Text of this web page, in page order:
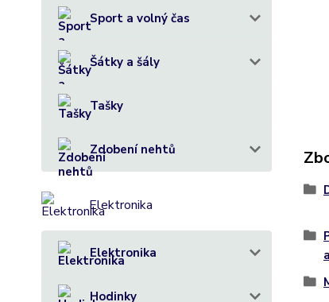
Sport a volný čas
Šátky a šály
Tašky
Zdobení nehtů
Elektronika
Elektronika
Hodinky